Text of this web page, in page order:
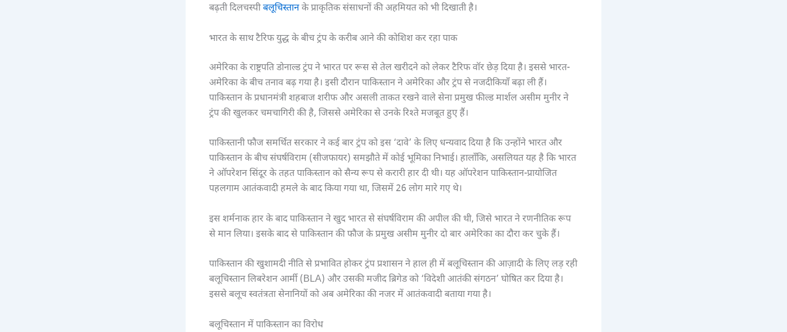
बढ़ती दिलचस्पीबलूचिस्तानके प्राकृतिक संसाधनों की अहमियत को भी दिखाती है।
भारत के साथ टैरिफ युद्ध के बीच ट्रंप के करीब आने की कोशिश कर रहा पाक
अमेरिका के राष्ट्रपति डोनाल्ड ट्रंप ने भारत पर रूस से तेल खरीदने को लेकर टैरिफ वॉर छेड़ दिया है। इससे भारत-
अमेरिका के बीच तनाव बढ़ गया है। इसी दौरान पाकिस्तान ने अमेरिका और ट्रंप से नजदीकियाँ बढ़ा ली हैं।
पाकिस्तान के प्रधानमंत्री शहबाज शरीफ और असली ताकत रखने वाले सेना प्रमुख फील्ड मार्शल असीम मुनीर ने
ट्रंप की खुलकर चमचागिरी की है, जिससे अमेरिका से उनके रिश्ते मजबूत हुए हैं।
पाकिस्तानी फौज समर्थित सरकार ने कई बार ट्रंप को इस ‘दावे’ के लिए धन्यवाद दिया है कि उन्होंने भारत और
पाकिस्तान के बीच संघर्षविराम (सीजफायर) समझौते में कोई भूमिका निभाई। हालाँकि, असलियत यह है कि भारत
ने ऑपरेशन सिंदूर के तहत पाकिस्तान को सैन्य रूप से करारी हार दी थी। यह ऑपरेशन पाकिस्तान-प्रायोजित
पहलगाम आतंकवादी हमले के बाद किया गया था, जिसमें 26 लोग मारे गए थे।
इस शर्मनाक हार के बाद पाकिस्तान ने खुद भारत से संघर्षविराम की अपील की थी, जिसे भारत ने रणनीतिक रूप
से मान लिया। इसके बाद से पाकिस्तान की फौज के प्रमुख असीम मुनीर दो बार अमेरिका का दौरा कर चुके हैं।
पाकिस्तान की खुशामदी नीति से प्रभावित होकर ट्रंप प्रशासन ने हाल ही में बलूचिस्तान की आज़ादी के लिए लड़ रही
बलूचिस्तान लिबरेशन आर्मी (BLA) और उसकी मजीद ब्रिगेड को ‘विदेशी आतंकी संगठन’ घोषित कर दिया है।
इससे बलूच स्वतंत्रता सेनानियों को अब अमेरिका की नजर में आतंकवादी बताया गया है।
बलूचिस्तान में पाकिस्तान का विरोध